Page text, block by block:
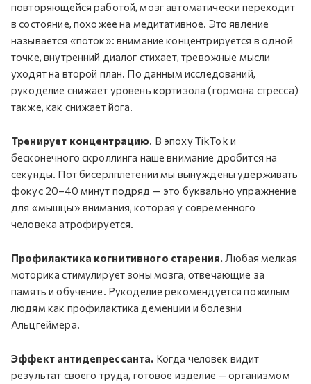
повторяющейся работой, мозг автоматически переходит
в состояние, похожее на медитативное. Это явление
называется «поток»: внимание концентрируется в одной
точке, внутренний диалог стихает, тревожные мысли
уходят на второй план. По данным исследований,
рукоделие снижает уровень кортизола (гормона стресса)
также, как снижает йога.
Тренирует концентрацию. В эпоху TikTok и
бесконечного скроллинга наше внимание дробится на
секунды. Пот бисерлплетении мы вынуждены удерживать
фокус 20–40 минут подряд — это буквально упражнение
для «мышцы» внимания, которая у современного
человека атрофируется.
Профилактика когнитивного старения. Любая мелкая
моторика стимулирует зоны мозга, отвечающие за
память и обучение. Рукоделие рекомендуется пожилым
людям как профилактика деменции и болезни
Альцгеймера.
Эффект антидепрессанта. Когда человек видит
результат своего труда, готовое изделие — организмом